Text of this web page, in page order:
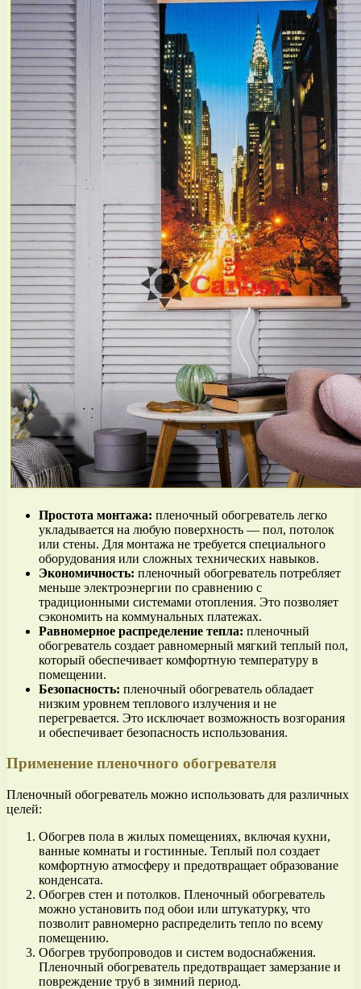
Простота монтажа: пленочный обогреватель легко
укладывается на любую поверхность — пол, потолок
или стены. Для монтажа не требуется специального
оборудования или сложных технических навыков.
Экономичность: пленочный обогреватель потребляет
меньше электроэнергии по сравнению с
традиционными системами отопления. Это позволяет
сэкономить на коммунальных платежах.
Равномерное распределение тепла: пленочный
обогреватель создает равномерный мягкий теплый пол,
который обеспечивает комфортную температуру в
помещении.
Безопасность: пленочный обогреватель обладает
низким уровнем теплового излучения и не
перегревается. Это исключает возможность возгорания
и обеспечивает безопасность использования.
Применение пленочного обогревателя
Пленочный обогреватель можно использовать для различных
целей:
Обогрев пола в жилых помещениях, включая кухни,
ванные комнаты и гостинные. Теплый пол создает
комфортную атмосферу и предотвращает образование
конденсата.
Обогрев стен и потолков. Пленочный обогреватель
можно установить под обои или штукатурку, что
позволит равномерно распределить тепло по всему
помещению.
Обогрев трубопроводов и систем водоснабжения.
Пленочный обогреватель предотвращает замерзание и
повреждение труб в зимний период.